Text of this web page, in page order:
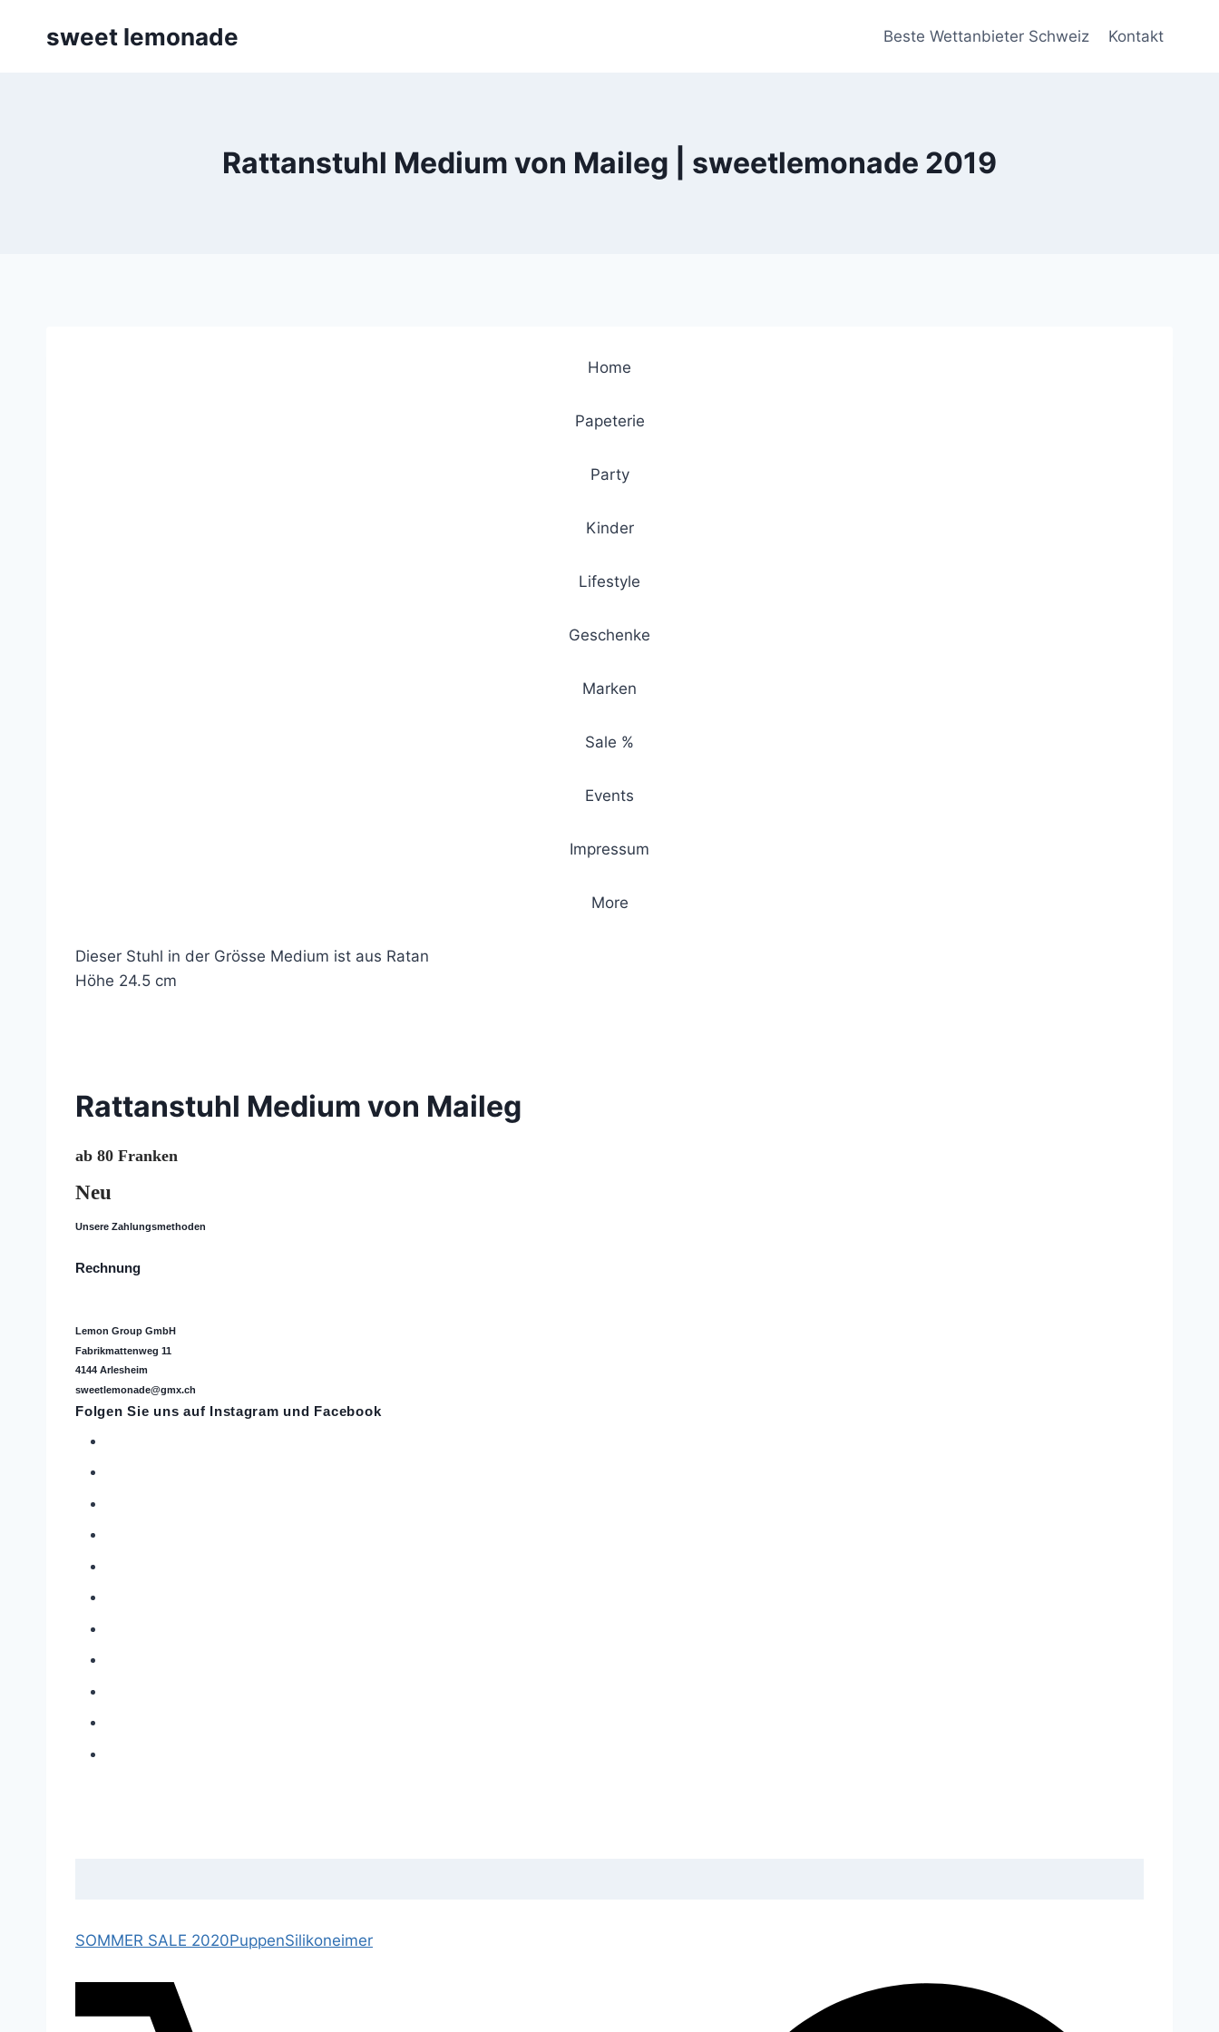
sweet lemonade Beste Wettanbieter Schweiz Kontakt
Rattanstuhl Medium von Maileg | sweetlemonade 2019
Home
Papeterie
Party
Kinder
Lifestyle
Geschenke
Marken
Sale %
Events
Impressum
More
Dieser Stuhl in der Grösse Medium ist aus Ratan
Höhe 24.5 cm
Rattanstuhl Medium von Maileg
ab 80 Franken
Neu
Unsere Zahlungsmethoden
Rechnung
Lemon Group GmbH
Fabrikmattenweg 11
4144 Arlesheim
sweetlemonade@gmx.ch
Folgen Sie uns auf Instagram und Facebook
SOMMER SALE 2020PuppenSilikoneimer